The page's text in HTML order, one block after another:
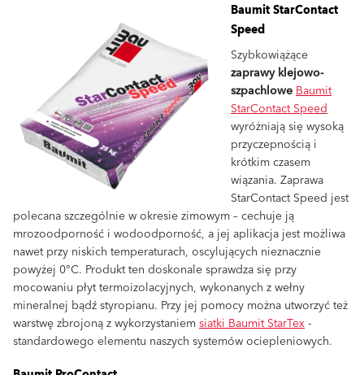
Baumit StarContact
Speed
Szybkowiążące
zaprawy klejowo-
szpachloweBaumit
StarContact Speed
wyróżniają się wysoką
przyczepnością i
krótkim czasem
wiązania. Zaprawa
StarContact Speed jest
polecana szczególnie w okresie zimowym – cechuje ją
mrozoodporność i wodoodporność, a jej aplikacja jest możliwa
nawet przy niskich temperaturach, oscylujących nieznacznie
powyżej 0°C. Produkt ten doskonale sprawdza się przy
mocowaniu płyt termoizolacyjnych, wykonanych z wełny
mineralnej bądź styropianu. Przy jej pomocy można utworzyć też
warstwę zbrojoną z wykorzystaniemsiatki Baumit StarTex-
standardowego elementu naszych systemów ociepleniowych.